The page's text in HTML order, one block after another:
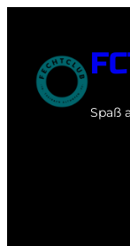
springen
Spaß